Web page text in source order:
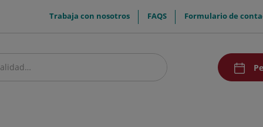
menuTop
Trabaja con nosotros FAQS Formulario de